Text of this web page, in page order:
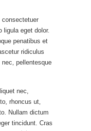
consectetuer
ligula eget dolor.
penatibus et
ridiculus
pellentesque
nec,
rhoncus ut,
Nullam dictum
tincidunt. Cras